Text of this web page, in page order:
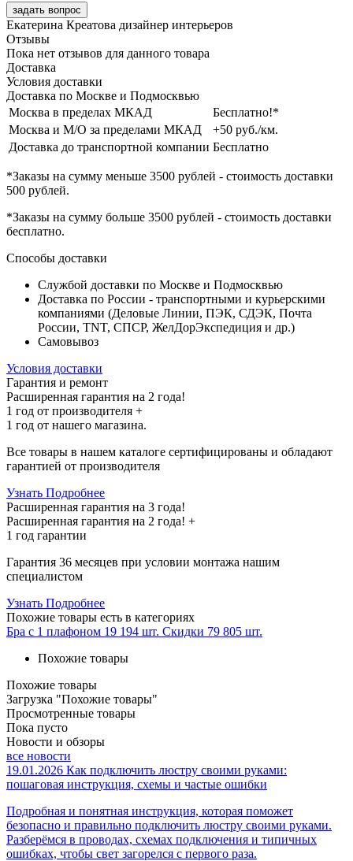
задать вопрос
Екатерина Креатова дизайнер интерьеров
Отзывы
Пока нет отзывов для данного товара
Доставка
Условия доставки
Доставка по Москве и Подмосквью
Москва в пределах МКАД
Бесплатно!*
Москва и М/О за пределами МКАД
+50 руб./км.
Доставка до транспортной компании Бесплатно
*Заказы на сумму меньше 3500 рублей - стоимость доставки
500 рублей.
*Заказы на сумму больше 3500 рублей - стоимость доставки
бесплатно.
Способы доставки
Службой доставки по Москве и Подмосквью
Доставка по России - транспортными и курьерскими
компаниями (Деловые Линии, ПЭК, СДЭК, Почта
России, TNT, СПСР, ЖелДорЭкспедиция и др.)
Самовывоз
Условия доставки
Гарантия и ремонт
Расширенная гарантия на 2 года!
1 год от производителя +
1 год от нашего магазина.
Все товары в нашем каталоге сертифицированы и обладают
гарантией от производителя
Узнать Подробнее
Расширенная гарантия на 3 года!
Расширенная гарантия на 2 года! +
1 год гарантии
Гарантия 36 месяцев при условии монтажа нашим
специалистом
Узнать Подробнее
Похожие товары есть в категориях
Бра с 1 плафоном 19 194 шт. Скидки 79 805 шт.
Похожие товары
Похожие товары
Загрузка "Похожие товары"
Просмотренные товары
Пока пусто
Новости и обзоры
все новости
19.01.2026 Как подключить люстру своими руками:
пошаговая инструкция, схемы и частые ошибки
Подробная и понятная инструкция, которая поможет
безопасно и правильно подключить люстру своими руками.
Разберёмся в проводах, схемах подключения и типичных
ошибках, чтобы свет загорелся с первого раза.